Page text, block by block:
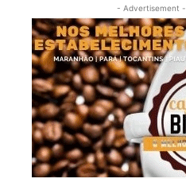
- Advertisement -